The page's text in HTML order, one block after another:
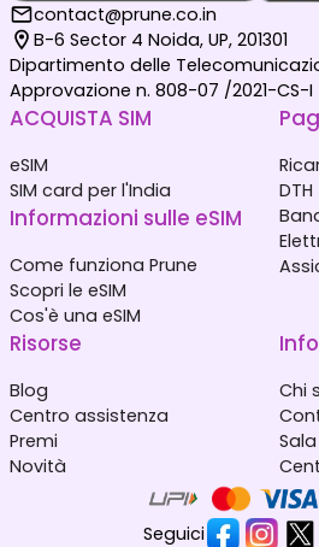
contact@prune.co.in
B-6 Sector 4 Noida, UP, 201301
Dipartimento delle
Approvazione n. 808-07 /2021-CS-I
ACQUISTA SIM
eSIM
SIM card per l'India
Informazioni sulle eSIM
Come funziona Prune
Scopri le eSIM
Cos'è una eSIM
DTH
Risorse
Blog
Centro assistenza
Premi
Novità
Chi
Seguici